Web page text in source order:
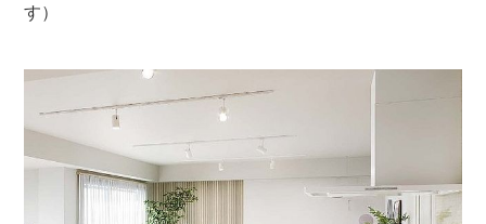
す）